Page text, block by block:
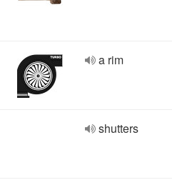
a rim
shutters